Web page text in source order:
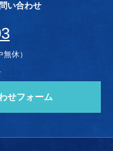
い合わせ
休）
せフォーム